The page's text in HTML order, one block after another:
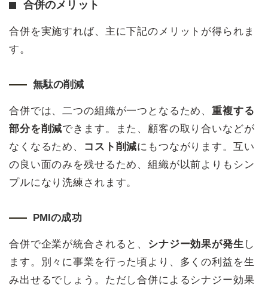
合併のメリット
合併を実施すれば、主に下記のメリットが得られま
す。
無駄の削減
合併では、二つの組織が一つとなるため、重複する
部分を削減できます。また、顧客の取り合いなどが
なくなるため、
コスト削減にもつながります。互い
の良い面のみを残せるため、組織が以前よりもシン
プルになり洗練されます。
PMIの成功
合併で企業が統合されると、 シナジー効果が発生 し
ます。別々に事業を行った頃より、多くの利益を生
み出せるでしょう。ただし合併によるシナジー効果